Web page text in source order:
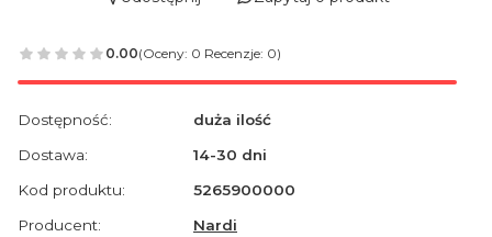
0.00(Oceny: 0 Recenzje: 0)
Dostępność:
duża ilość
Dostawa:
14-30 dni
Kod produktu:
5265900000
Producent:
Nardi